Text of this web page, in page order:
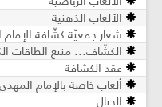
الألعاب الذهنية
شعار جمعيّة كشّافة
الكشّاف... منبع الطاقات
عقد الكشافة
ألعاب خاصة بالإمام
الحبال